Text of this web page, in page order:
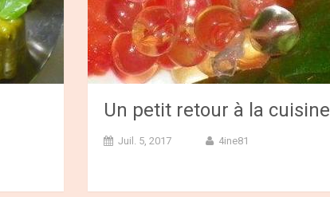
Un petit retour à la cuisine
Juil. 5, 2017 4ine81